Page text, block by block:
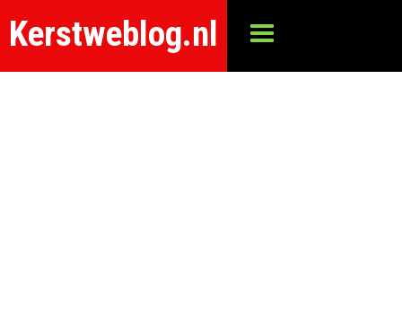
Kerstweblog.nl